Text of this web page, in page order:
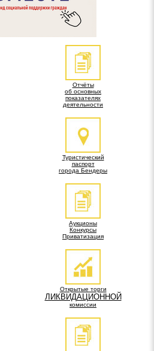
Отчёты
об основных
показателях
деятельности
Туристический
паспорт
города Бендеры
Аукционы
Конкурсы
Приватизация
Открытые торги
ЛИКВИДАЦИОННОЙ
комиссии